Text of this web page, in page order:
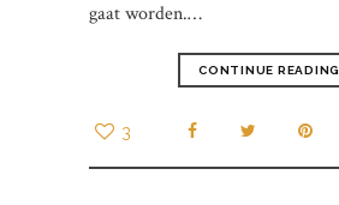
gaat worden.…
CONTINUE READING
3